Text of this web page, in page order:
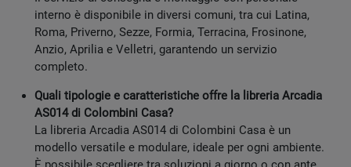
interno è disponibile in diversi comuni, tra cui Latina,
Roma, Priverno, Sezze, Formia, Terracina, Frosinone,
Anzio, Aprilia e Velletri, garantendo un servizio
completo.
Quali tipologie e caratteristiche offre la libreria Arcadia
AS014 di Colombini Casa?
La libreria Arcadia AS014 di Colombini Casa è un
modello versatile e modulare, ideale per ogni ambiente.